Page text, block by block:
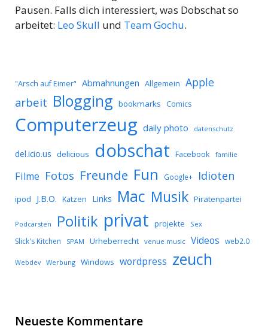
Pausen. Falls dich interessiert, was Dobschat so
arbeitet: Leo Skull und Team Gochu.
"Arsch auf Eimer" Abmahnungen Allgemein Apple
arbeit Blogging bookmarks Comics
Computerzeug daily photo datenschutz
del.icio.us delicious dobschat Facebook familie
Filme Fotos Freunde Fun Google+ Idioten
ipod J.B.O. Katzen Links Mac Musik Piratenpartei
Podcarsten Politik privat projekte Sex
Slick's Kitchen SPAM Urheberrecht venue music Videos web2.0
Webdev Werbung Windows wordpress zeuch
Neueste Kommentare